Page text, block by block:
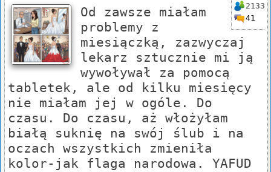
2133
41
Od zawsze miałam
problemy z
miesiączką, zazwyczaj
lekarz sztucznie mi ją
wywoływał za pomocą
tabletek, ale od kilku miesięcy
nie miałam jej w ogóle. Do
czasu. Do czasu, aż włożyłam
białą suknię na swój ślub i na
oczach wszystkich zmieniła
kolor-jak flaga narodowa. YAFUD